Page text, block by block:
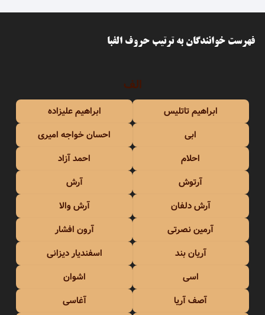
فهرست خوانندگان به ترتیب حروف الفبا
الف
ابراهیم تاتلیس
ابراهیم علیزاده
ابی
احسان خواجه امیری
احلام
احمد آزاد
آرتوش
آرش
آرش دلفان
آرش والا
آرمین نصرتی
آرون افشار
آریان بند
اسفندیار دیزانی
اسی
اشوان
آصف آریا
آغاسی